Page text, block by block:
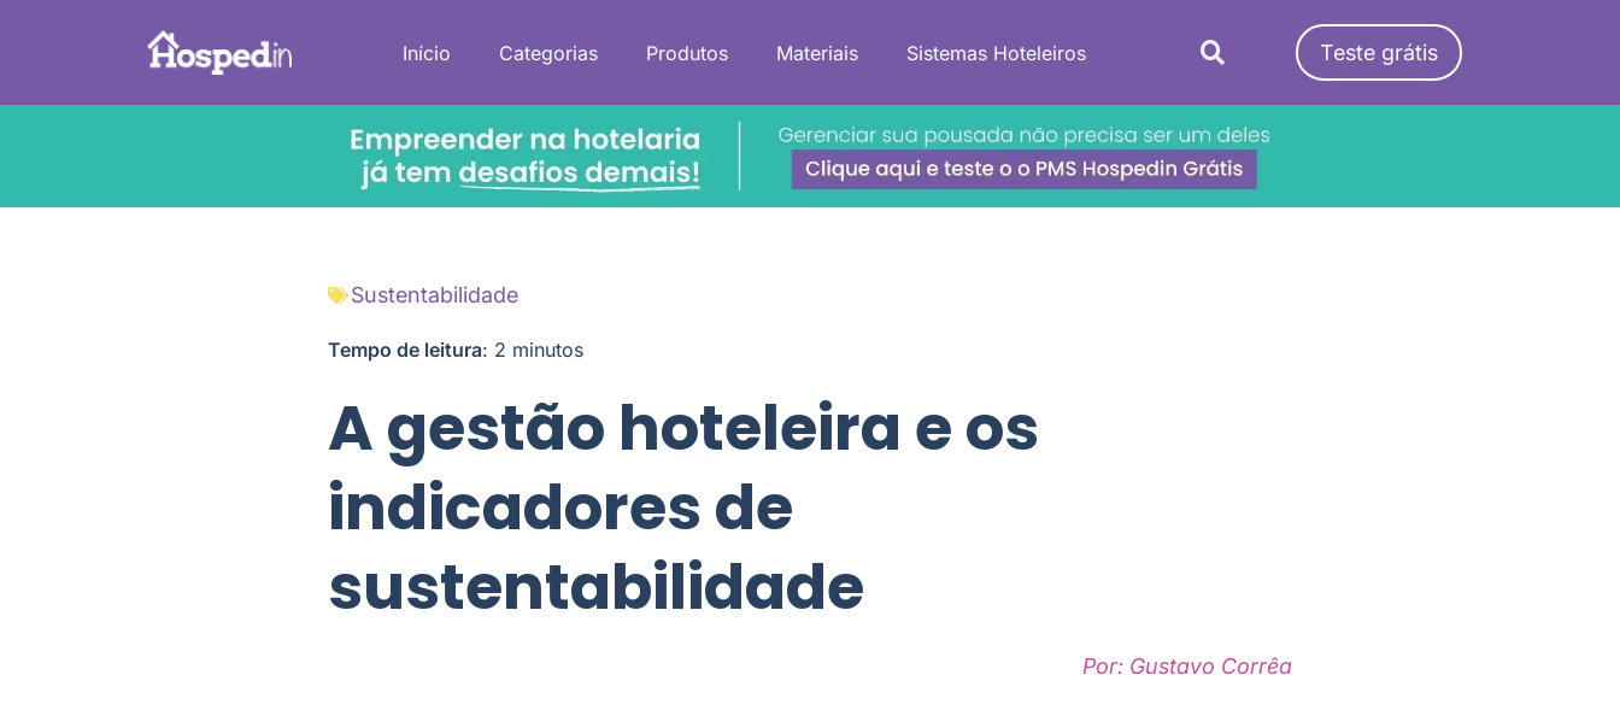
Início Categorias Produtos Materiais Sistemas Hoteleiros Teste grátis
Sustentabilidade
Tempo de leitura: 2 minutos
A gestão hoteleira e os
indicadores de
sustentabilidade
Por: Gustavo Corrêa